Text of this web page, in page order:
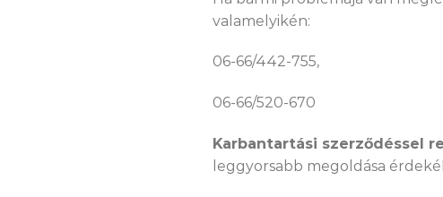
valamelyikén:
06-66/442-755,
06-66/520-670
Karbantartási szerződéssel
leggyorsabb megoldása